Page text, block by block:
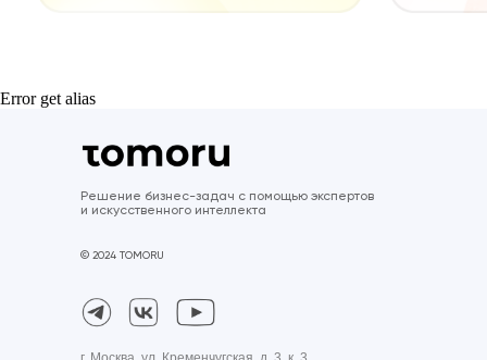
Error get alias
© 2024 TOMORU
Решение бизнес-задач с помощью экспертов
и искусственного интеллекта